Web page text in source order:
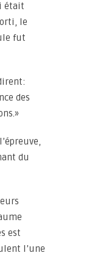
était
le
fut
des
du
est
l’une